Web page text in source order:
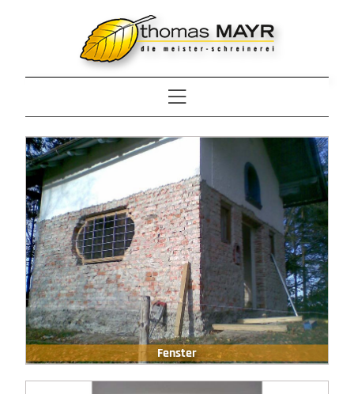
Fenster